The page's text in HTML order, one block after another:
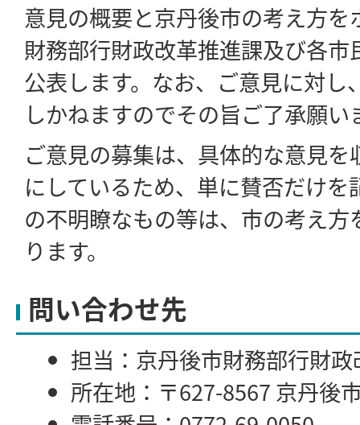
意見の概要と京丹後市の考え方を
財務部行財政改革推進課及び各
公表します。なお、ご意見に対し
しかねますのでその旨ご了承願い
ご意見の募集は、具体的な意見
にしているため、単に賛否だけ
の不明瞭なもの等は、市の考え
ります。
問い合わせ先
担当：京丹後市財務部行財
所在地：〒627-8567 京丹後